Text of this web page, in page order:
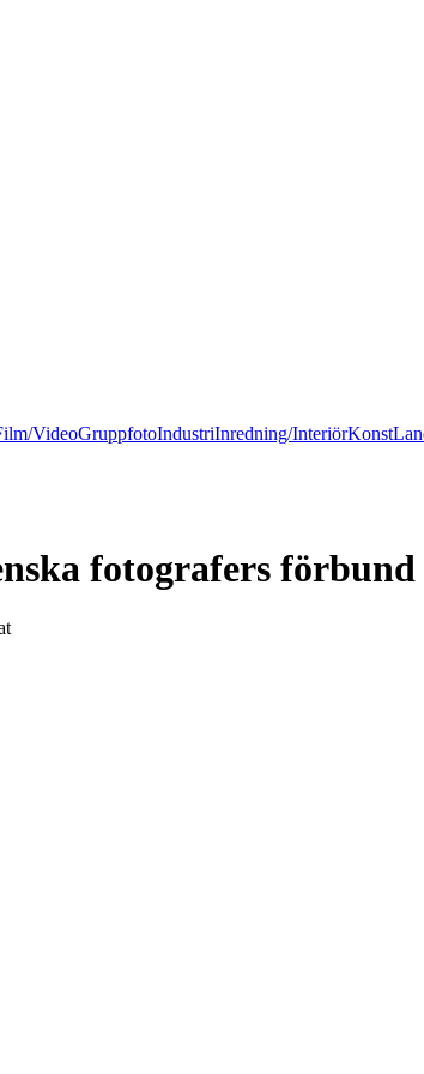
VideoGruppfotoIndustriInredning/InteriörKonst
fotografers förbund